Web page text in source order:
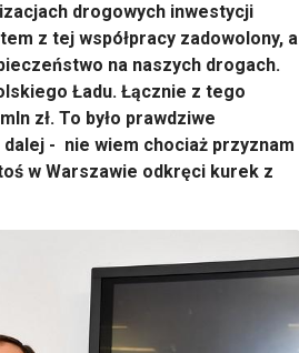
drogowych inwestycji
z tej współpracy zadowolony, a
na naszych drogach.
Ładu. Łącznie z tego
zł. To było prawdziwe
- nie wiem chociaż przyznam
w Warszawie odkręci kurek z